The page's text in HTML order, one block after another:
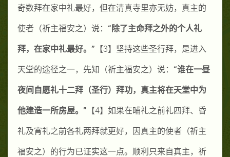
奇数拜在家中礼最好，但在清真寺里亦无妨，真主的
使者（祈主福安之）说： “除了主命拜之外的个人礼
拜，在家中礼最好。” 【3】坚持这些圣行拜，是进入
天堂的途径之一，先知（祈主福安之）说： “谁在一昼
夜间自愿礼十二拜（圣行）拜功，真主将在天堂中为
他建造一所房屋。” 【4】如果在晡礼之前礼四拜、昏
礼及宵礼之前各礼两拜就更好，因真主的使者（祈主
福安之）的行为已证实这一点。顺利只来自真主，祈